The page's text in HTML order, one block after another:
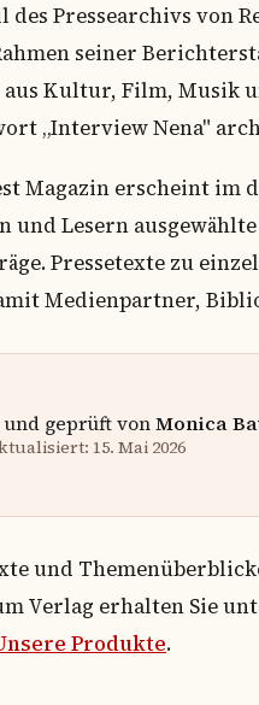
des Pressearchivs von
seiner
Kultur, Film, Musik
„Interview Nena"
Magazin erscheint
und Lesern
Pressetexte zu
Medienpartner,
geprüft vonMonica
15. Mai 2026
und
Verlag erhalten Sie
Produkte.